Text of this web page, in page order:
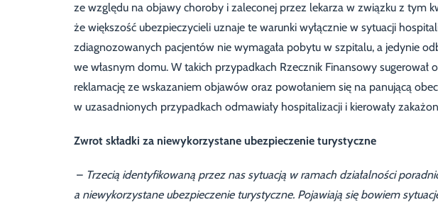
ze względu na objawy choroby i zaleconej przez lekarza w związku z tym
że większość ubezpieczycieli uznaje te warunki wyłącznie w sytuacji
zdiagnozowanych pacjentów nie wymagała pobytu w szpitalu, a jedynie
we własnym domu. W takich przypadkach Rzecznik Finansowy sugerował
reklamację ze wskazaniem objawów oraz powołaniem się na panującą
w uzasadnionych przypadkach odmawiały hospitalizacji i kierowały
Zwrot składki za niewykorzystane ubezpieczenie turystyczne
– Trzecią identyfikowaną przez nas sytuacją w ramach działalności
a niewykorzystane ubezpieczenie turystyczne. Pojawiają się bowiem